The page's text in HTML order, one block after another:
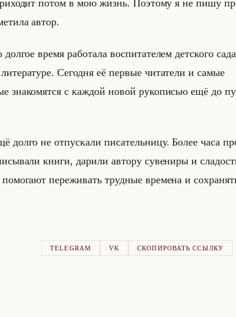
потом в мою жизнь. Поэтому я не пишу
автор.
время ра­бо­та­ла вос­пи­та­те­лем дет­ско­го
Се­год­ня её пер­вые чи­та­те­ли и самые
зна­ко­мят­ся с каж­дой новой ру­ко­пи­сью ещё до
долго не от­пус­ка­ли пи­са­тельни­цу. Более часа
книги, да­ри­ли ав­то­ру су­ве­ни­ры и
пе­ре­жи­вать труд­ные вре­ме­на и
TELEGRAM VK СКОПИРОВАТЬ ССЫЛКУ